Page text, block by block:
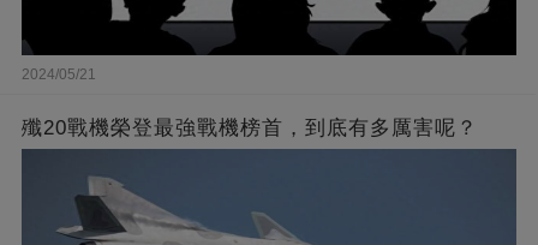
2024/05/21
殲20戰機榮登最強戰機榜首，到底有多厲害呢？